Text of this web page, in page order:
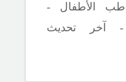
طب الأطفال -
آخر تحديث